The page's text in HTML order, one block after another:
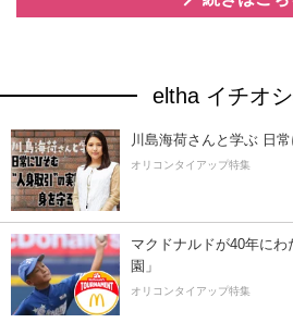
eltha イチオ
川島海荷さんと学ぶ 日
オリコンタイアップ特集
マクドナルドが40年に
園」
オリコンタイアップ特集